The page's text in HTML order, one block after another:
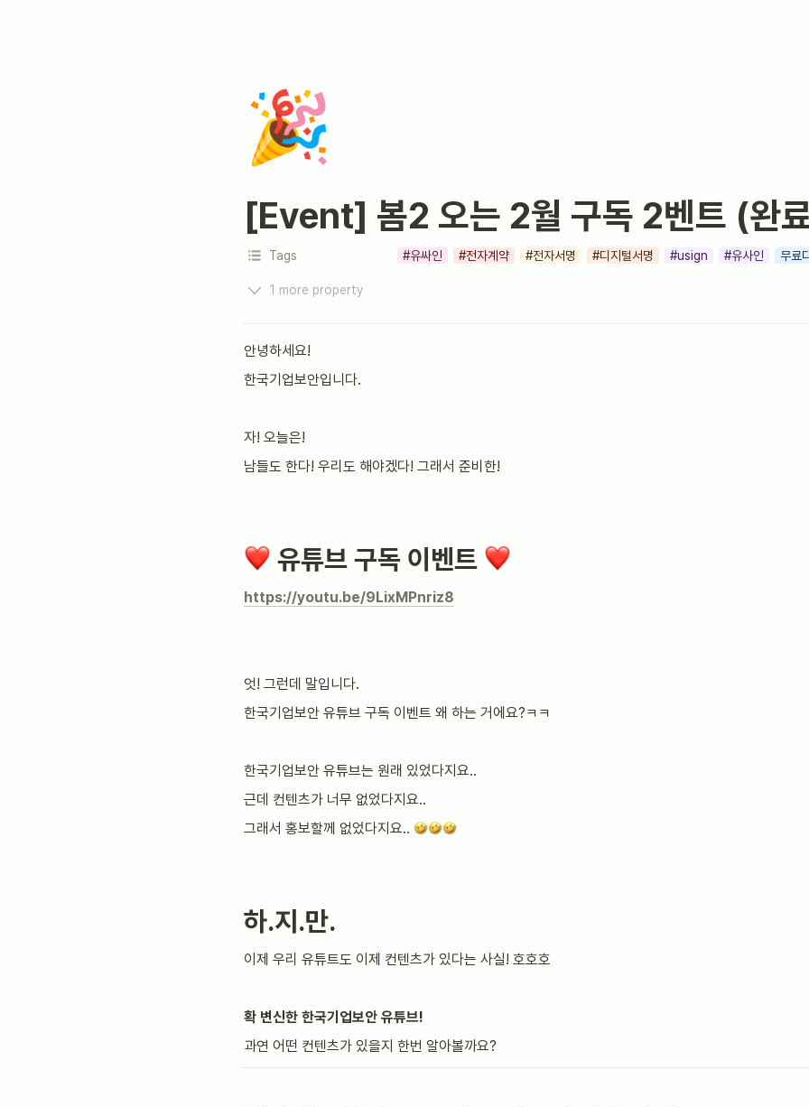
🎉
[Event] 봄2 오는 2월 구독 2벤트 (완
Tags #유싸인 #전자계약 #전자서명 #디지털서명 #usign #유사인 무료
1 more property
안녕하세요!
한국기업보안입니다.
자! 오늘은!
남들도 한다! 우리도 해야겠다! 그래서 준비한!
유튜브 구독 이벤트
https://youtu.be/9LixMPnriz8
엇! 그런데 말입니다.
한국기업보안 유튜브 구독 이벤트 왜 하는 거에요?ㅋㅋ
한국기업보안 유튜브는 원래 있었다지요..
근데 컨텐츠가 너무 없었다지요..
그래서 홍보할께 없었다지요..
하.지.만.
이제 우리 유튜트도 이제 컨텐츠가 있다는 사실! 호호호
확 변신한 한국기업보안 유튜브!
과연 어떤 컨텐츠가 있을지 한번 알아볼까요?